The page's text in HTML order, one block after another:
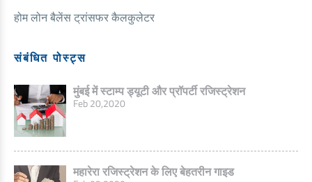
होम लोन बैलेंस ट्रांसफर कैलकुलेटर
संबंधित पोस्ट्स
मुंबई में स्टाम्प ड्यूटी और प्रॉपर्टी रजिस्ट्रेशन
Feb 20,2020
महारेरा रजिस्ट्रेशन के लिए बेहतरीन गाइड